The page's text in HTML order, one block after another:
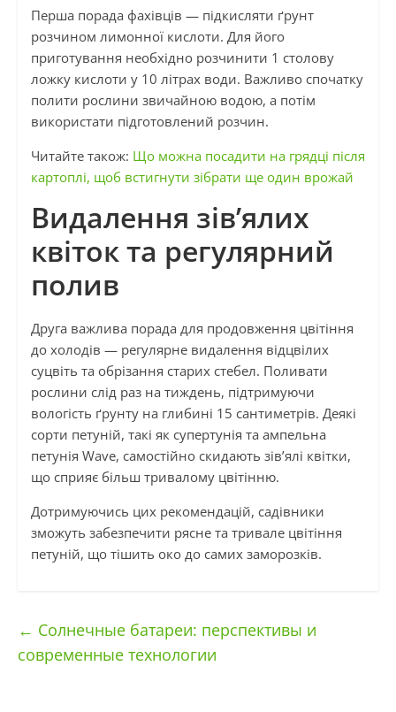
Перша порада фахівців — підкисляти ґрунт
розчином лимонної кислоти. Для його
приготування необхідно розчинити 1 столову
ложку кислоти у 10 літрах води. Важливо спочатку
полити рослини звичайною водою, а потім
використати підготовлений розчин.
Читайте також: Що можна посадити на грядці після
картоплі, щоб встигнути зібрати ще один врожай
Видалення зів’ялих
квіток та регулярний
полив
Друга важлива порада для продовження цвітіння
до холодів — регулярне видалення відцвілих
суцвіть та обрізання старих стебел. Поливати
рослини слід раз на тиждень, підтримуючи
вологість ґрунту на глибині 15 сантиметрів. Деякі
сорти петуній, такі як супертунія та ампельна
петунія Wave, самостійно скидають зів’ялі квітки,
що сприяє більш тривалому цвітінню.
Дотримуючись цих рекомендацій, садівники
зможуть забезпечити рясне та тривале цвітіння
петуній, що тішить око до самих заморозків.
← Солнечные батареи: перспективы и
современные технологии